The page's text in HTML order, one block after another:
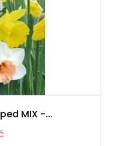
MIX -...